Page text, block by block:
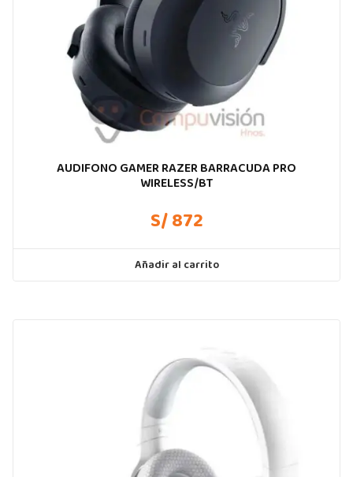
AUDIFONO GAMER RAZER BARRACUDA PRO
WIRELESS/BT
S/ 872
Añadir al carrito